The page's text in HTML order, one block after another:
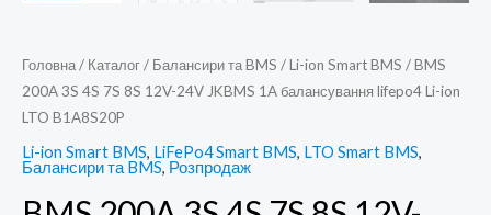
Головна/ Каталог/ Балансири та BMS /Li-ion Smart BMS / BMS
200A 3S 4S 7S 8S 12V-24V JKBMS 1A балансування lifepo4 Li-ion
LTO B1A8S20P
Li-ion Smart BMS, LiFePo4 Smart BMS, LTO Smart BMS,
Балансири та BMS, Розпродаж